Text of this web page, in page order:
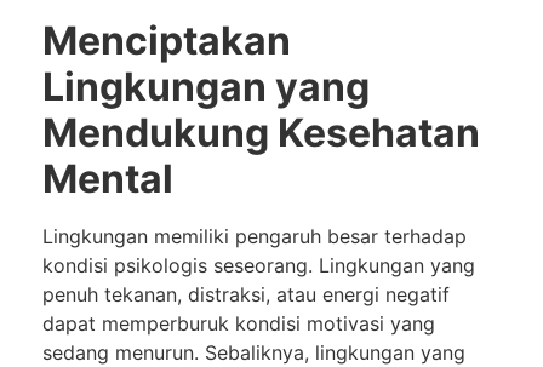
Menciptakan
Lingkungan yang
Mendukung Kesehatan
Mental
Lingkungan memiliki pengaruh besar terhadap
kondisi psikologis seseorang. Lingkungan yang
penuh tekanan, distraksi, atau energi negatif
dapat memperburuk kondisi motivasi yang
sedang menurun. Sebaliknya, lingkungan yang